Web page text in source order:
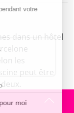
dans un hôtel
les
peut être
place
partenaires